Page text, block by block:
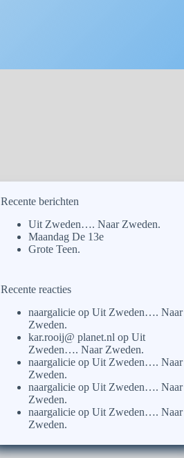
Recente berichten
Uit Zweden…. Naar Zweden.
Maandag De 13e
Grote Teen.
Recente reacties
naargalicie opUit Zweden…. Naar
Zweden.
kar.rooij@ planet.nl opUit
Zweden…. Naar Zweden.
naargalicie opUit Zweden…. Naar
Zweden.
naargalicie opUit Zweden…. Naar
Zweden.
naargalicie opUit Zweden…. Naar
Zweden.